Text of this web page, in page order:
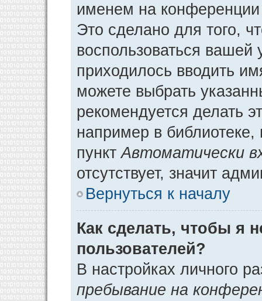
именем на конференции
Это сделано для того,
воспользоваться
приходилось вводить
можете выбрать
рекомендуется делать
например в библиотеке,
пунктАвтоматически
отсутствует, значит
Вернуться к началу
Как сделать, чтобы я
пользователей?
В настройках личного
пребывание на